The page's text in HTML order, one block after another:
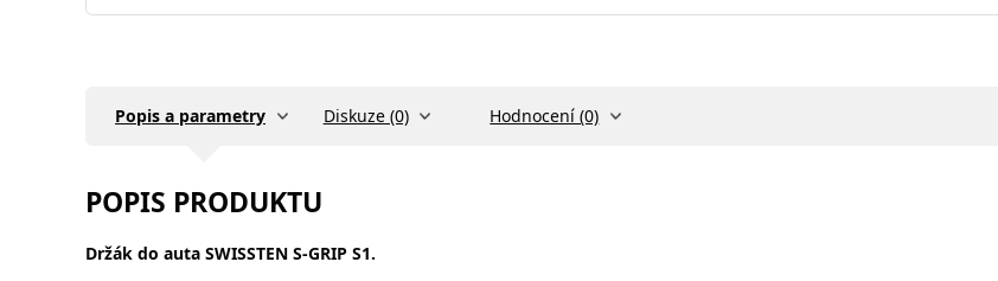
Popis a parametry Diskuze (0) Hodnocení (0)
POPIS PRODUKTU
Držák do auta SWISSTEN S-GRIP S1.